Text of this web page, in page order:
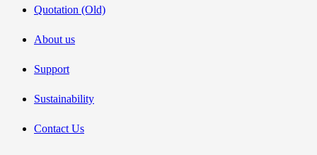
Quotation (Old)
About us
Support
Sustainability
Contact Us